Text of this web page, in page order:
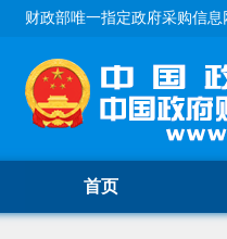
财政部唯一指定政府采购信
首页